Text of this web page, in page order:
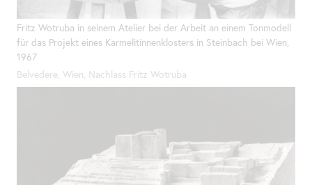
Fritz Wotruba in seinem Atelier bei der Arbeit an einem Tonmodell
für das Projekt eines Karmelitinnenklosters in Steinbach bei Wien,
1967
Belvedere, Wien, Nachlass Fritz Wotruba